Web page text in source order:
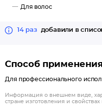
Для волос
14 раз добавили в
Способ применения
Для профессионального
Информация о внешнем виде,
стране изготовления и